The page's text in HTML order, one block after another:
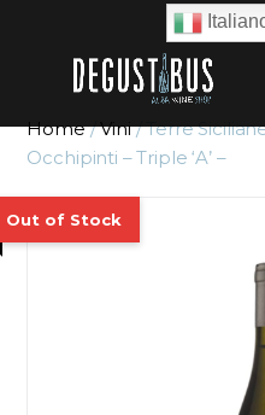
Home/Vini/ Terre
Occhipinti – Triple ‘A’ –